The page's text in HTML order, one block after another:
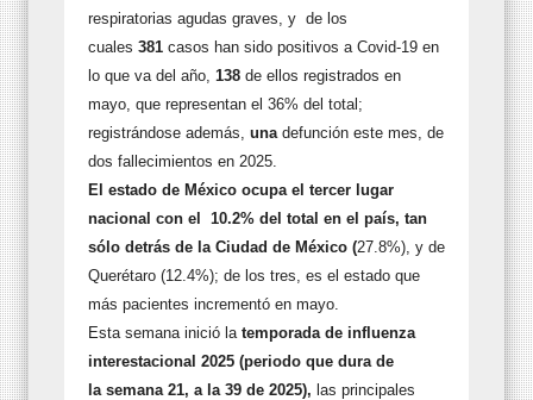
respiratorias agudas graves, y de los
cuales 381 casos han sido positivos a Covid-19 en
lo que va del año, 138 de ellos registrados en
mayo, que representan el 36% del total;
registrándose además, una defunción este mes, de
dos fallecimientos en 2025.
El estado de México ocupa el tercer lugar
nacional con el 10.2% del total en el país, tan
sólo detrás de la Ciudad de México (27.8%), y de
Querétaro (12.4%); de los tres, es el estado que
más pacientes incrementó en mayo.
Esta semana inició la temporada de influenza
interestacional 2025 (periodo que dura de
la semana 21, a la 39 de 2025), las principales